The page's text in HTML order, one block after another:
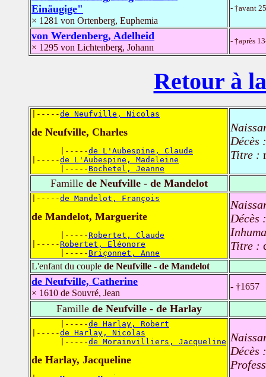
Einäugige"
× 1281 von Ortenberg, Euphemia
- †avant
von Werdenberg, Adelheid
× 1295 von Lichtenberg, Johann
- †après
Retour à
|-----de Neufville, Nicolas
de Neufville, Charles
      |-----
de L'Aubespine, Claude
|-----de L'Aubespine, Madeleine
      |-----
Bochetel, Jeanne
Décès
Titre :
Famille de Neufville - de Mandelot
|-----de Mandelot, François
de Mandelot, Marguerite
      |-----
Robertet, Claude
|-----Robertet, Eléonore
      |-----
Briçonnet, Anne
Décès
Titre :
L'enfant du couple de Neufville - de Mandelot
de Neufville, Catherine
× 1610 de Souvré, Jean
- †1657
Famille de Neufville - de Harlay
      |-----
de Harlay, Robert
|-----de Harlay, Nicolas
      |-----
de Morainvilliers, Jacqueline
de Harlay, Jacqueline
Décès